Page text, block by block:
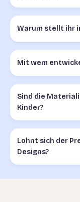
Warum stellt ihr
Mit wem
Sind die
Kinder?
Lohnt sich der
Designs?